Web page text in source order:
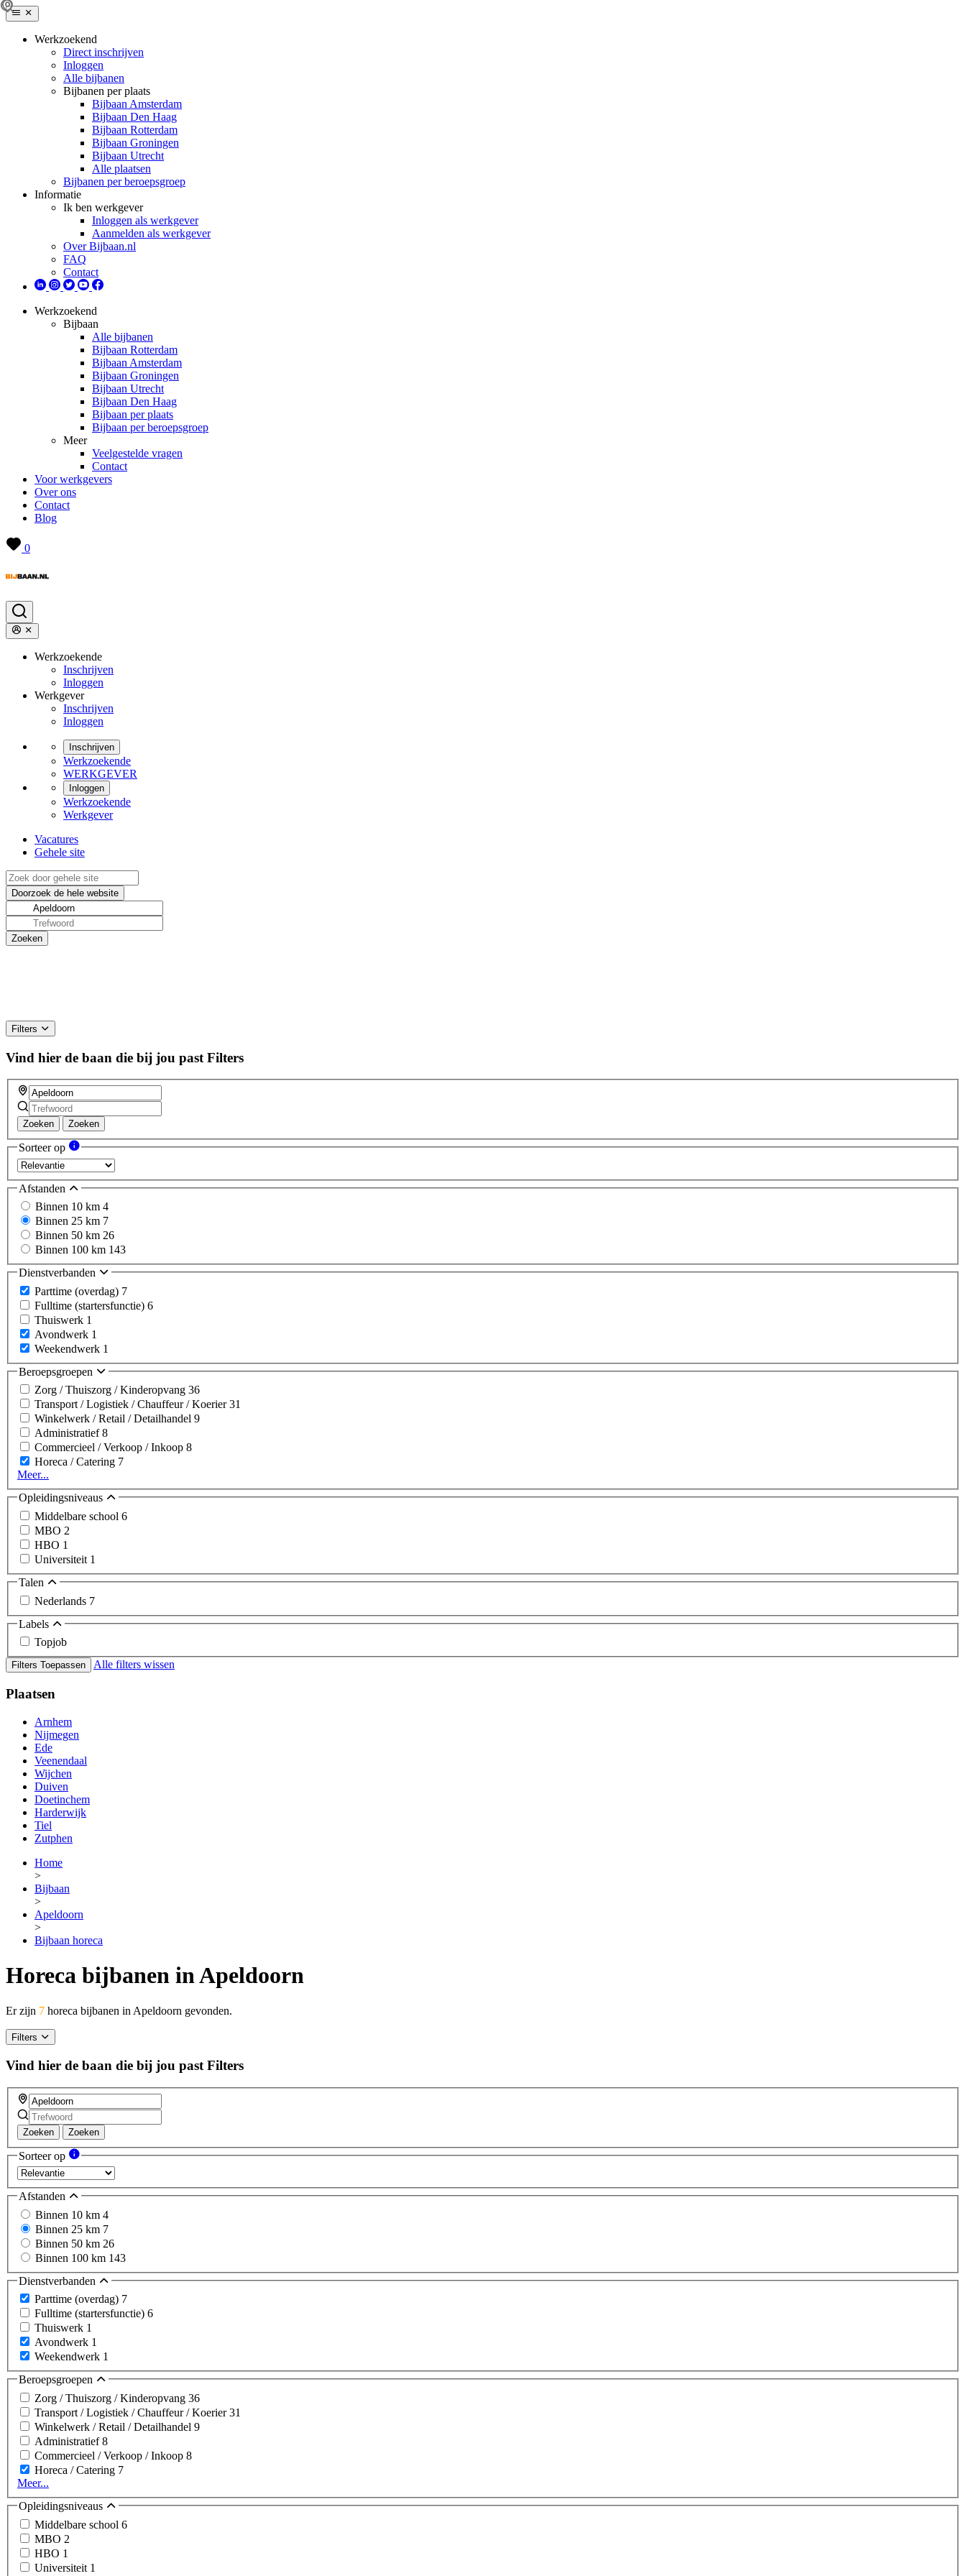
Werkzoekend
Direct inschrijven
Inloggen
Alle bijbanen
Bijbanen per plaats
Bijbaan Amsterdam
Bijbaan Den Haag
Bijbaan Rotterdam
Bijbaan Groningen
Bijbaan Utrecht
Alle plaatsen
Bijbanen per beroepsgroep
Informatie
Ik ben werkgever
Inloggen als werkgever
Aanmelden als werkgever
Over Bijbaan.nl
FAQ
Contact
Werkzoekend
Bijbaan
Alle bijbanen
Bijbaan Rotterdam
Bijbaan Amsterdam
Bijbaan Groningen
Bijbaan Utrecht
Bijbaan Den Haag
Bijbaan per plaats
Bijbaan per beroepsgroep
Meer
Veelgestelde vragen
Contact
Voor werkgevers
Over ons
Contact
Blog
0
Werkzoekende
Inschrijven
Inloggen
Werkgever
Inschrijven
Inloggen
Inschrijven
Werkzoekende
WERKGEVER
Inloggen
Werkzoekende
Werkgever
Vacatures
Gehele site
Filters
Vind hier de baan die bij jou past Filters
Zoeken Zoeken
Sorteer op
Afstanden
Binnen 10 km 4
Binnen 25 km 7
Binnen 50 km 26
Binnen 100 km 143
Dienstverbanden
Parttime (overdag) 7
Fulltime (startersfunctie) 6
Thuiswerk 1
Avondwerk 1
Weekendwerk 1
Beroepsgroepen
Zorg / Thuiszorg / Kinderopvang 36
Transport / Logistiek / Chauffeur / Koerier31
Winkelwerk / Retail / Detailhandel 9
Administratief8
Commercieel / Verkoop / Inkoop 8
Horeca / Catering 7
Meer...
Opleidingsniveaus
Middelbare school 6
MBO 2
HBO 1
Universiteit 1
Talen
Nederlands 7
Labels
Topjob
Filters Toepassen Alle filters wissen
Plaatsen
Arnhem
Nijmegen
Ede
Veenendaal
Wijchen
Duiven
Doetinchem
Harderwijk
Tiel
Zutphen
Home
>
Bijbaan
>
Apeldoorn
>
Bijbaan horeca
Horeca bijbanen in Apeldoorn
Er zijn 7 horeca bijbanen in Apeldoorn gevonden.
Filters
Vind hier de baan die bij jou past Filters
Zoeken Zoeken
Sorteer op
Afstanden
Binnen 10 km 4
Binnen 25 km 7
Binnen 50 km 26
Binnen 100 km 143
Dienstverbanden
Parttime (overdag) 7
Fulltime (startersfunctie) 6
Thuiswerk 1
Avondwerk 1
Weekendwerk 1
Beroepsgroepen
Zorg / Thuiszorg / Kinderopvang 36
Transport / Logistiek / Chauffeur / Koerier31
Winkelwerk / Retail / Detailhandel 9
Administratief8
Commercieel / Verkoop / Inkoop 8
Horeca / Catering 7
Meer...
Opleidingsniveaus
Middelbare school 6
MBO 2
HBO 1
Universiteit 1